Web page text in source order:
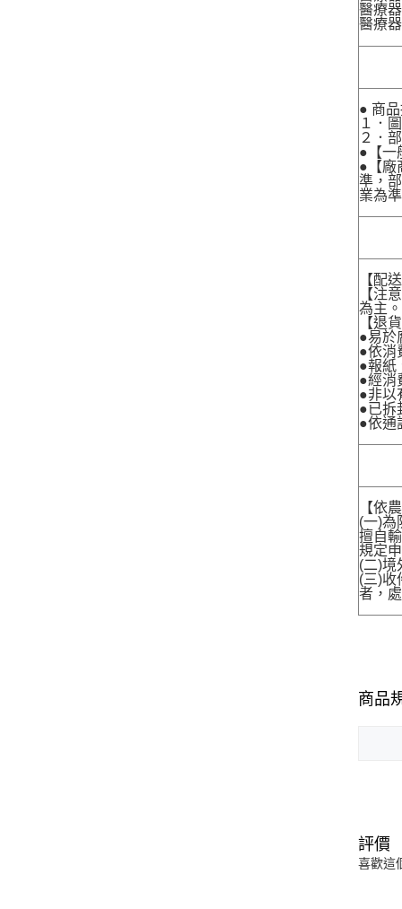
醫療
醫療
● 商
１．
２．
●【一
●【廠
準，
業為
【配
【注
為主。
【退
●易於
●依消
●報紙
●經消
●非以
●已拆
●依通
【依
(一)為
擅自
規定
(二)境
(三)收
者，
商品
評價
喜歡這